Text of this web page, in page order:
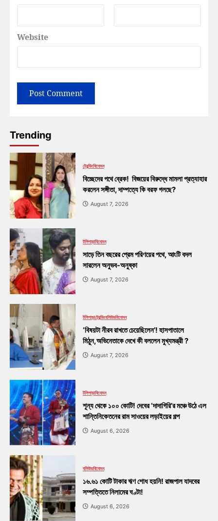
Website
Trending
ট্রেন্ডিংবিনোদন
বিচ্ছেদের পথে ব্রেক! বিজয়ের বিরুদ্ধে মামলা প্রত্যাহার
করলেন সঙ্গীতা, দাম্পত্যে কি বরফ গলছে?
August 7, 2026
টলিপাড়াবিনোদন
সাড়ে তিন বছরের প্রেম পরিণয়ের পথে, আংটি বদল
সারলেন অনুভব-অনুষ্কা
August 7, 2026
টলিপাড়াট্রেন্ডিংবলিউডবিনোদন
‘বিষয়টা নীরব রাখতে চেয়েছিলেন’! হাসপাতালে
মিঠুন,অভিনেতাকে দেখে কী বললেন মুখ্যমন্ত্রী ?
August 7, 2026
টলিপাড়াবিনোদন
শূন্য থেকে ১০০ কোটি! দেবের ‘দাদাগিরি’র মঞ্চে উঠে এল
শান্তিনিকেতনের রাম সাওয়ের লড়াইয়ের গল্প
August 6, 2026
বলিউডবিনোদন
১৬.৬১ কোটি টাকার ঋণ শোধ হয়নি! রাজপাল যাদবের
সম্পত্তিতে নিলামের ঘণ্টা!
August 6, 2026